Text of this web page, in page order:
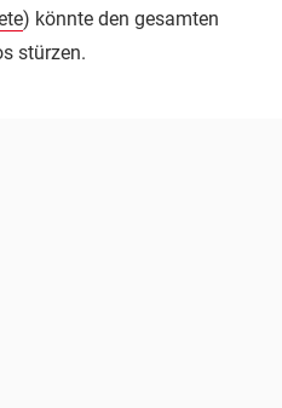
) könnte den gesamten
stürzen.